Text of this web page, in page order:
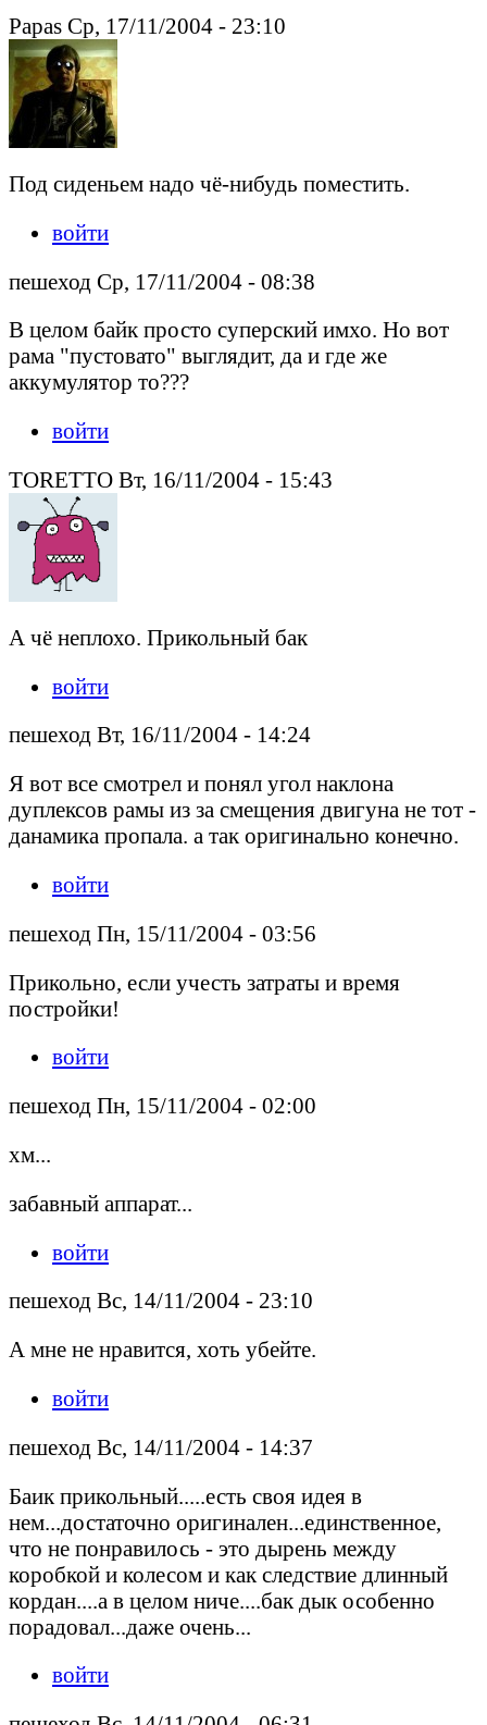
Papas Ср, 17/11/2004 - 23:10
Под сиденьем надо чё-нибудь поместить.
войти
пешеход Ср, 17/11/2004 - 08:38
В целом байк просто суперский имхо. Но вот
рама "пустовато" выглядит, да и где же
аккумулятор то???
войти
TORETTO Вт, 16/11/2004 - 15:43
А чё неплохо. Прикольный бак
войти
пешеход Вт, 16/11/2004 - 14:24
Я вот все смотрел и понял угол наклона
дуплексов рамы из за смещения двигуна не тот -
данамика пропала. а так оригинально конечно.
войти
пешеход Пн, 15/11/2004 - 03:56
Прикольно, если учесть затраты и время
постройки!
войти
пешеход Пн, 15/11/2004 - 02:00
хм...
забавный аппарат...
войти
пешеход Вс, 14/11/2004 - 23:10
А мне не нравится, хоть убейте.
войти
пешеход Вс, 14/11/2004 - 14:37
Баик прикольный.....есть своя идея в
нем...достаточно оригинален...единственное,
что не понравилось - это дырень между
коробкой и колесом и как следствие длинный
кордан....а в целом ниче....бак дык особенно
порадовал...даже очень...
войти